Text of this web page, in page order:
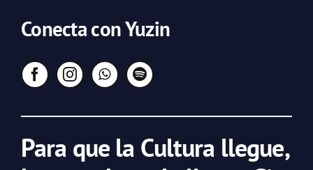
Conecta con Yuzin
Para que la Cultura llegue,